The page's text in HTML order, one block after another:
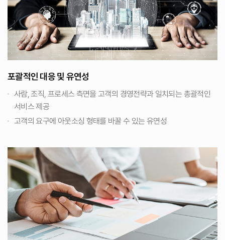
포괄적인 대응 및 유연성
사람, 조직, 프로세스 측면을 고객의 경영전략과 일치되는 총괄적인
서비스 제공
고객의 요구에 아웃소싱 형태를 바꿀 수 있는 유연성